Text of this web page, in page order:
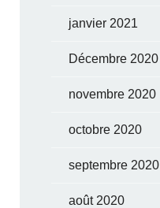
janvier 2021
Décembre 2020
novembre 2020
octobre 2020
septembre 2020
août 2020